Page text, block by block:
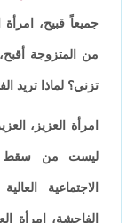
جميعاً قبيح،
من المتزوجة أقبح،
تزني؟ لماذا تريد
امرأة العزيز،
ليست من سقط
الاجتماعية
الفاحشة، امرأة